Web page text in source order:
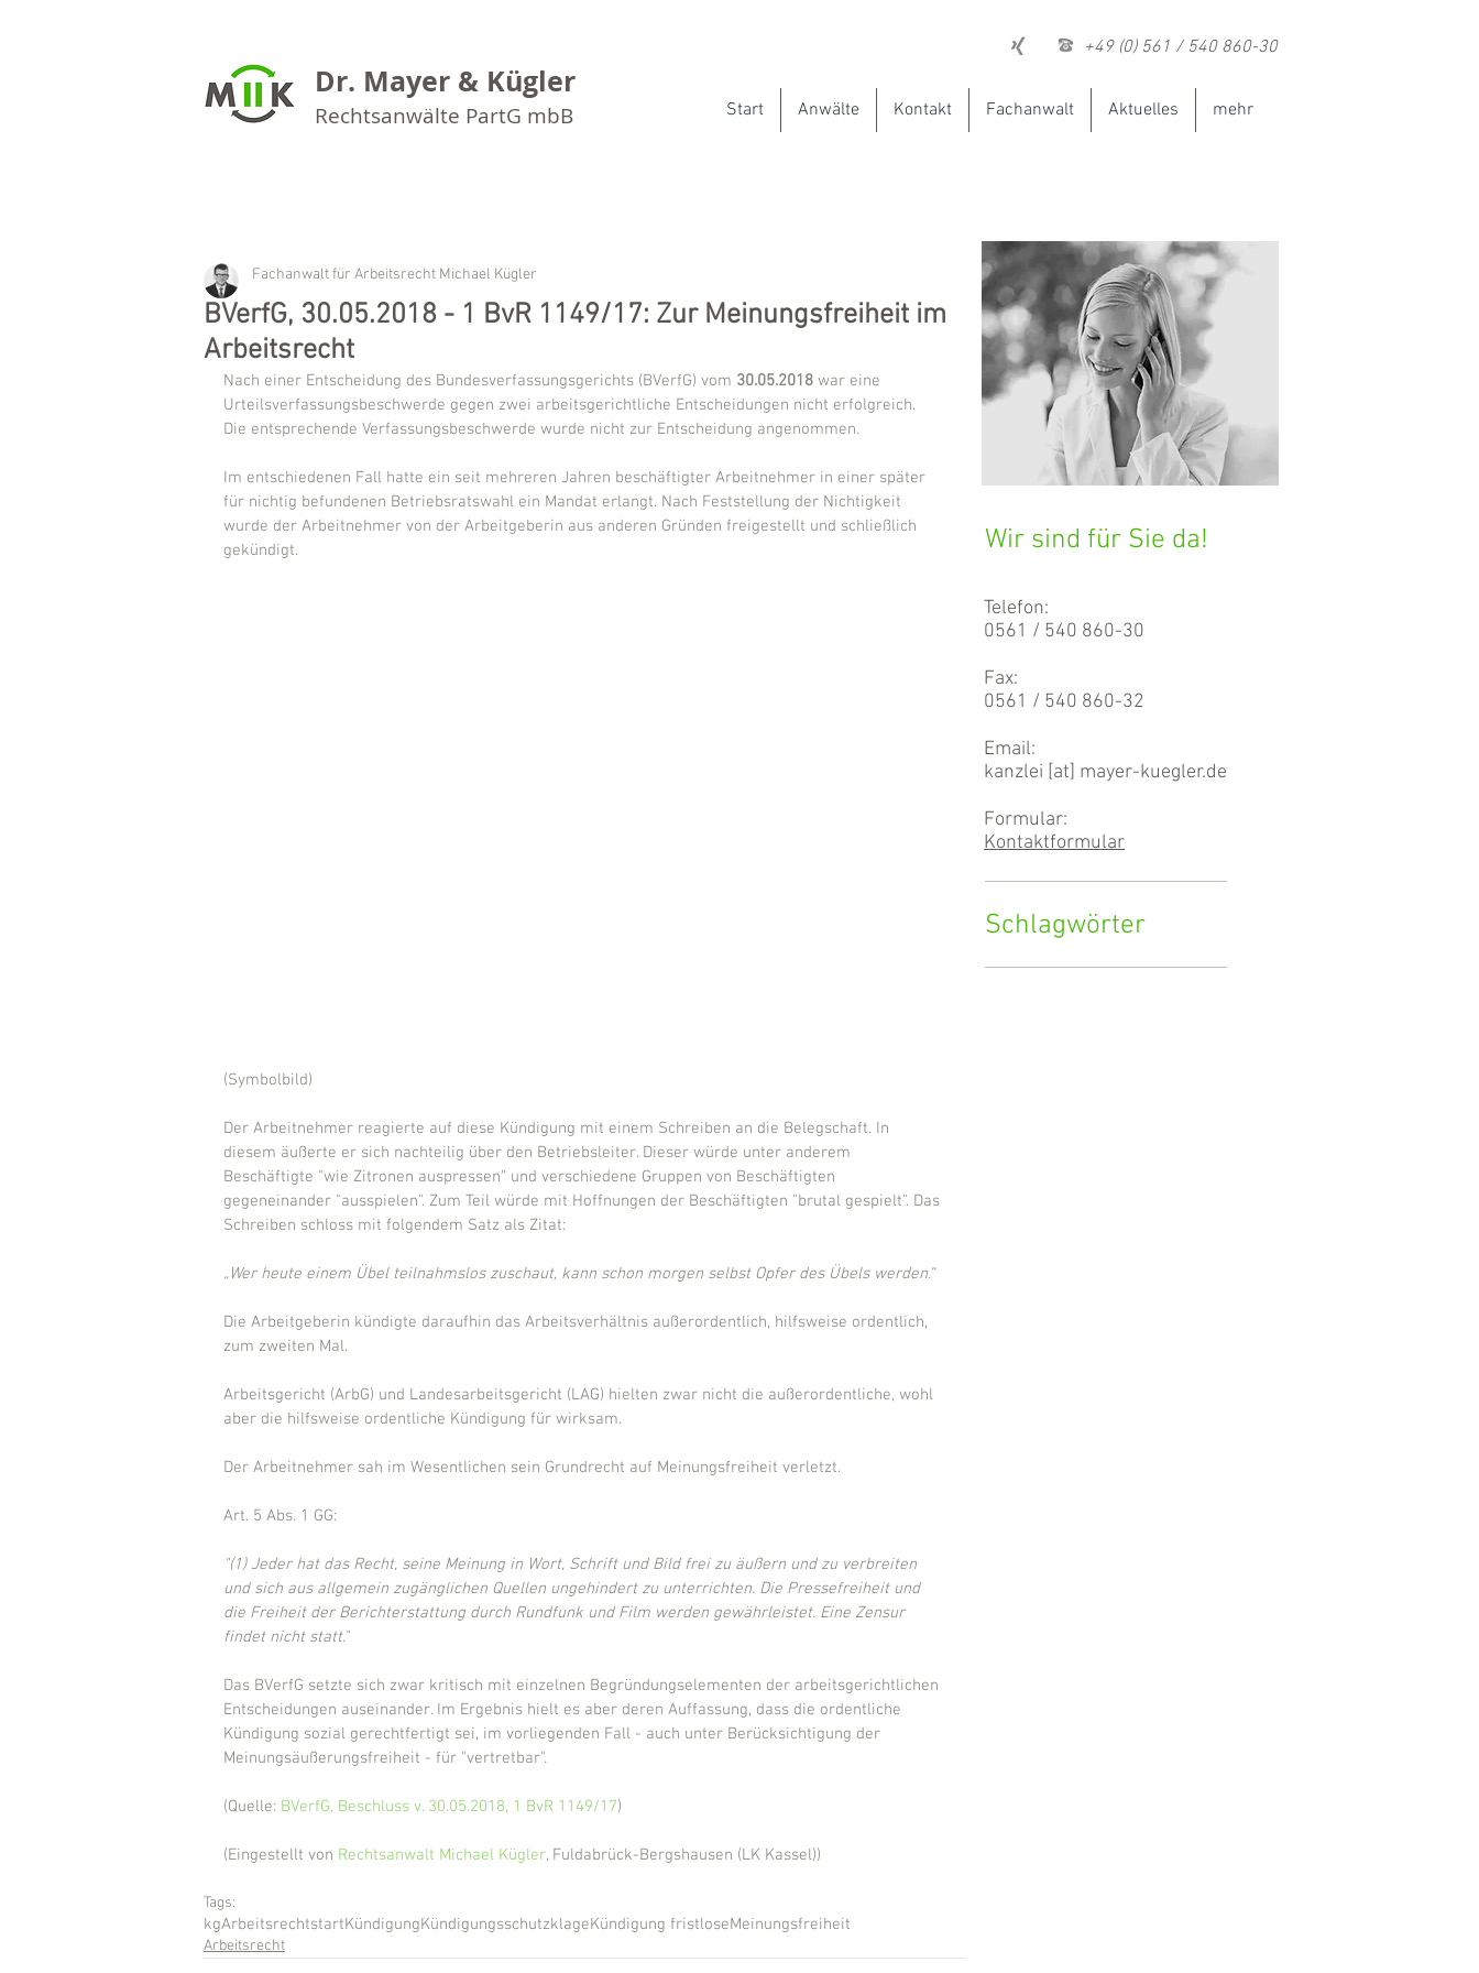
Dr. Mayer & Kügler
Rechtsanwälte PartG mbB
+49 (0) 561 / 540 860-30
Start Anwälte Kontakt Fachanwalt Aktuelles mehr
BVerfG, 30.05.2018 - 1 BvR 1149/17: Zur Meinungsfreiheit im
Arbeitsrecht
Fachanwalt für Arbeitsrecht Michael Kügler
Nach einer Entscheidung des Bundesverfassungsgerichts (BVerfG) vom 30.05.2018 war eine
Urteilsverfassungsbeschwerde gegen zwei arbeitsgerichtliche Entscheidungen nicht erfolgreich.
Die entsprechende Verfassungsbeschwerde wurde nicht zur Entscheidung angenommen.
Im entschiedenen Fall hatte ein seit mehreren Jahren beschäftigter Arbeitnehmer in einer später
für nichtig befundenen Betriebsratswahl ein Mandat erlangt. Nach Feststellung der Nichtigkeit
wurde der Arbeitnehmer von der Arbeitgeberin aus anderen Gründen freigestellt und schließlich
gekündigt.
(Symbolbild)
Der Arbeitnehmer reagierte auf diese Kündigung mit einem Schreiben an die Belegschaft. In
diesem äußerte er sich nachteilig über den Betriebsleiter. Dieser würde unter anderem
Beschäftigte "wie Zitronen auspressen" und verschiedene Gruppen von Beschäftigten
gegeneinander "ausspielen". Zum Teil würde mit Hoffnungen der Beschäftigten "brutal gespielt". Das
Schreiben schloss mit folgendem Satz als Zitat:
„Wer heute einem Übel teilnahmslos zuschaut, kann schon morgen selbst Opfer des Übels werden.“
Die Arbeitgeberin kündigte daraufhin das Arbeitsverhältnis außerordentlich, hilfsweise ordentlich,
zum zweiten Mal.
Arbeitsgericht (ArbG) und Landesarbeitsgericht (LAG) hielten zwar nicht die außerordentliche, wohl
aber die hilfsweise ordentliche Kündigung für wirksam.
Der Arbeitnehmer sah im Wesentlichen sein Grundrecht auf Meinungsfreiheit verletzt.
Art. 5 Abs. 1 GG:
"(1) Jeder hat das Recht, seine Meinung in Wort, Schrift und Bild frei zu äußern und zu verbreiten
und sich aus allgemein zugänglichen Quellen ungehindert zu unterrichten. Die Pressefreiheit und
die Freiheit der Berichterstattung durch Rundfunk und Film werden gewährleistet. Eine Zensur
findet nicht statt."
Das BVerfG setzte sich zwar kritisch mit einzelnen Begründungselementen der arbeitsgerichtlichen
Entscheidungen auseinander. Im Ergebnis hielt es aber deren Auffassung, dass die ordentliche
Kündigung sozial gerechtfertigt sei, im vorliegenden Fall - auch unter Berücksichtigung der
Meinungsäußerungsfreiheit - für "vertretbar".
(Quelle: BVerfG, Beschluss v. 30.05.2018, 1 BvR 1149/17)
(Eingestellt von Rechtsanwalt Michael Kügler, Fuldabrück-Bergshausen (LK Kassel))
Tags:
kgArbeitsrechtstartKündigungKündigungsschutzklageKündigung fristloseMeinungsfreiheit
Arbeitsrecht
Wir sind für Sie da!
Telefon:
0561 / 540 860-30
Fax:
0561 / 540 860-32
Email:
kanzlei [at] mayer-kuegler.de
Formular:
Kontaktformular
Schlagwörter